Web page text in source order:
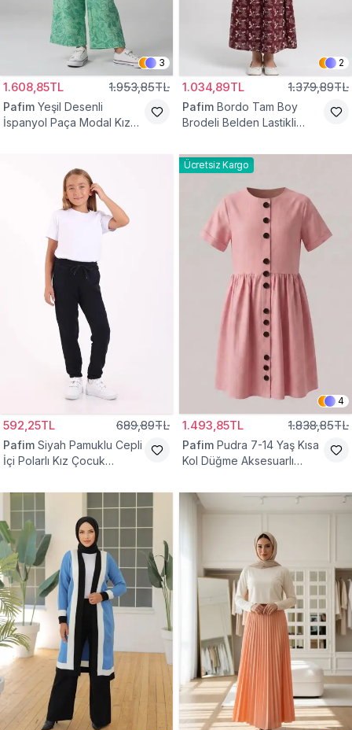
3
1.608,85TL 1.953,85TL
Pafim Yeşil Desenli
İspanyol Paça Modal Kız
2
1.034,89TL 1.379,89TL
Pafim Bordo Tam Boy
Brodeli Belden Lastikli
592,25TL 689,89TL
Pafim Siyah Pamuklu Cepli
İçi Polarlı Kız Çocuk
Ücretsiz Kargo
4
1.493,85TL 1.838,85TL
Pafim Pudra 7-14 Yaş Kısa
Kol Düğme Aksesuarlı